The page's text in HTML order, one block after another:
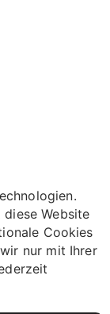
Website
Cookies
nur mit Ihrer